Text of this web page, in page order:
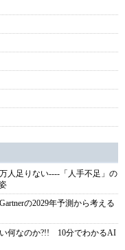
人足りない----「人手不足」の
の2029年予測から考える
何なのか?!! 10分でわかるAI